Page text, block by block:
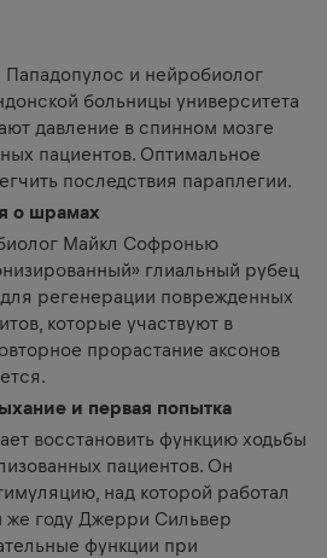
и нейробиолог
больницы университета
давление в спинном мозге
пациентов. Оптимальное
последствия параплегии.
о шрамах
Майкл Софронью
глиальный рубец
регенерации поврежденных
которые участвуют в
прорастание аксонов
и первая попытка
восстановить функцию ходьбы
пациентов. Он
над которой работал
же году Джерри Сильвер
функции при